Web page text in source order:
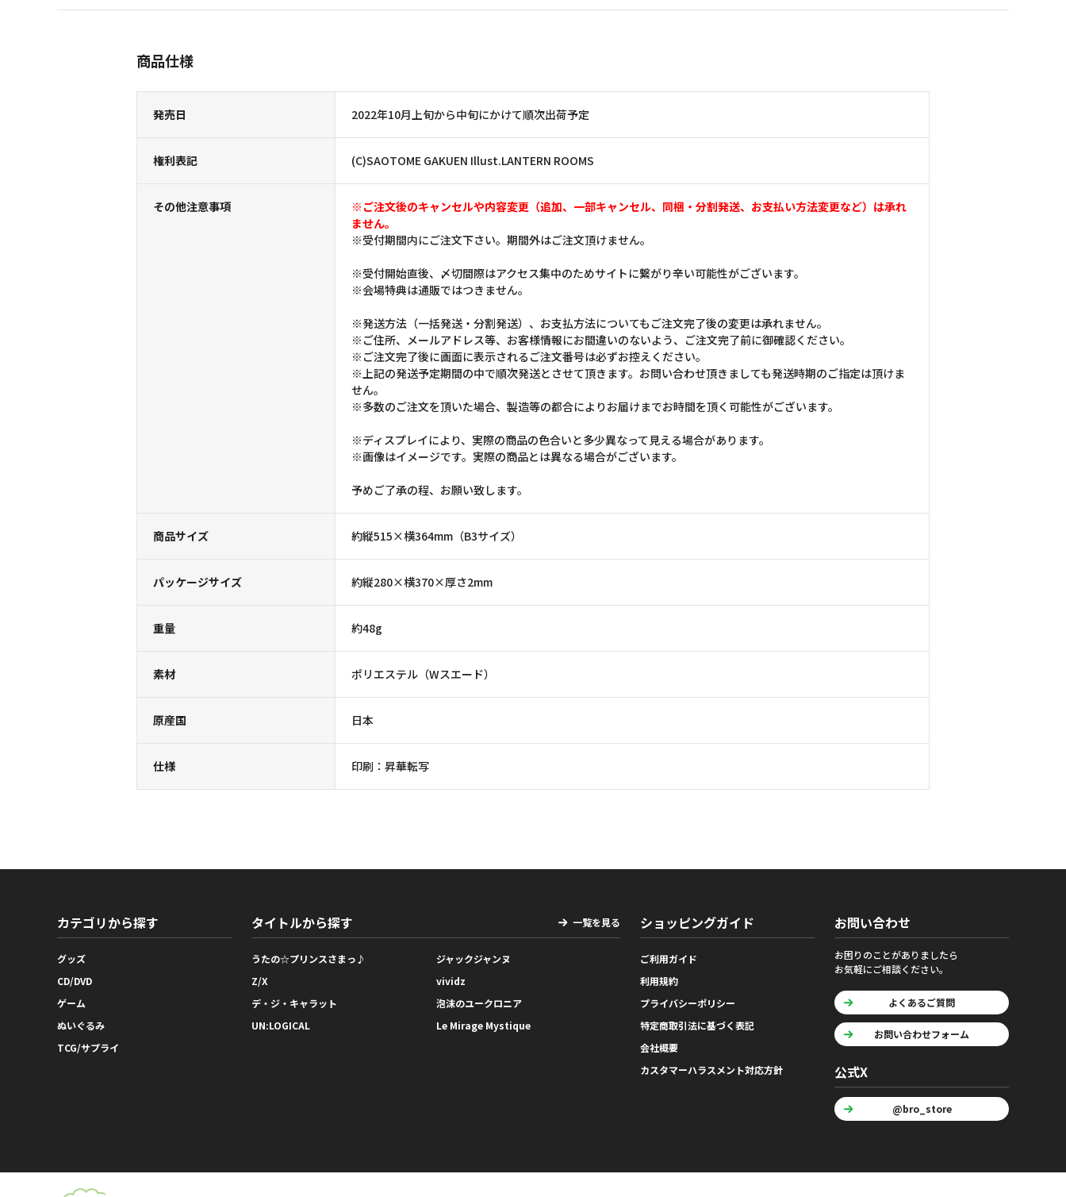
商品仕様
発売日 2022年10月上旬から中旬にかけて順次出荷予定
権利表記 (C)SAOTOME GAKUEN Illust.LANTERN ROOMS
その他注意事項
※ご注文後のキャンセルや内容変更（追加、一部キャンセル、同梱・分割発送、お支払い方法変更など）は承れ
ません。
※受付期間内にご注文下さい。期間外はご注文頂けません。
※受付開始直後、〆切間際はアクセス集中のためサイトに繋がり辛い可能性がございます。
※会場特典は通販ではつきません。
※発送方法（一括発送・分割発送）、お支払方法についてもご注文完了後の変更は承れません。
※ご住所、メールアドレス等、お客様情報にお間違いのないよう、ご注文完了前に御確認ください。
※ご注文完了後に画面に表示されるご注文番号は必ずお控えください。
※上記の発送予定期間の中で順次発送とさせて頂きます。お問い合わせ頂きましても発送時期のご指定は頂けま
せん。
※多数のご注文を頂いた場合、製造等の都合によりお届けまでお時間を頂く可能性がございます。
※ディスプレイにより、実際の商品の色合いと多少異なって見える場合があります。
※画像はイメージです。実際の商品とは異なる場合がございます。
予めご了承の程、お願い致します。
商品サイズ 約縦515×横364mm（B3サイズ）
パッケージサイズ 約縦280×横370×厚さ2mm
重量 約48g
素材 ポリエステル（Wスエード）
原産国 日本
仕様 印刷：昇華転写
カテゴリから探す
グッズ
CD/DVD
ゲーム
ぬいぐるみ
TCG/サプライ
タイトルから探す 一覧を見る
うたの☆プリンスさまっ♪
ジャックジャンヌ
Z/X
vividz
デ・ジ・キャラット
泡沫のユークロニア
UN:LOGICAL
Le Mirage Mystique
ショッピングガイド
ご利用ガイド
利用規約
プライバシーポリシー
特定商取引法に基づく表記
会社概要
カスタマーハラスメント対応方針
お問い合わせ
お困りのことがありましたら
お気軽にご相談ください。
よくあるご質問
お問い合わせフォーム
公式X
@bro_store